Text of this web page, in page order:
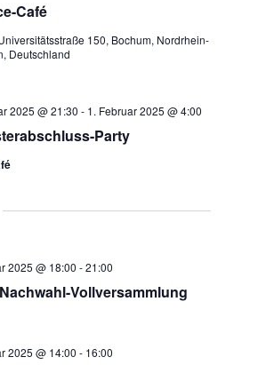
Café
150, Bochum, Nordrhein-
Deutschland
Party
2025 @ 21:30 - 1. Februar 2025 @ 4:00
Vollversammlung
2025 @ 18:00 -21:00
2025 @ 14:00 - 16:00